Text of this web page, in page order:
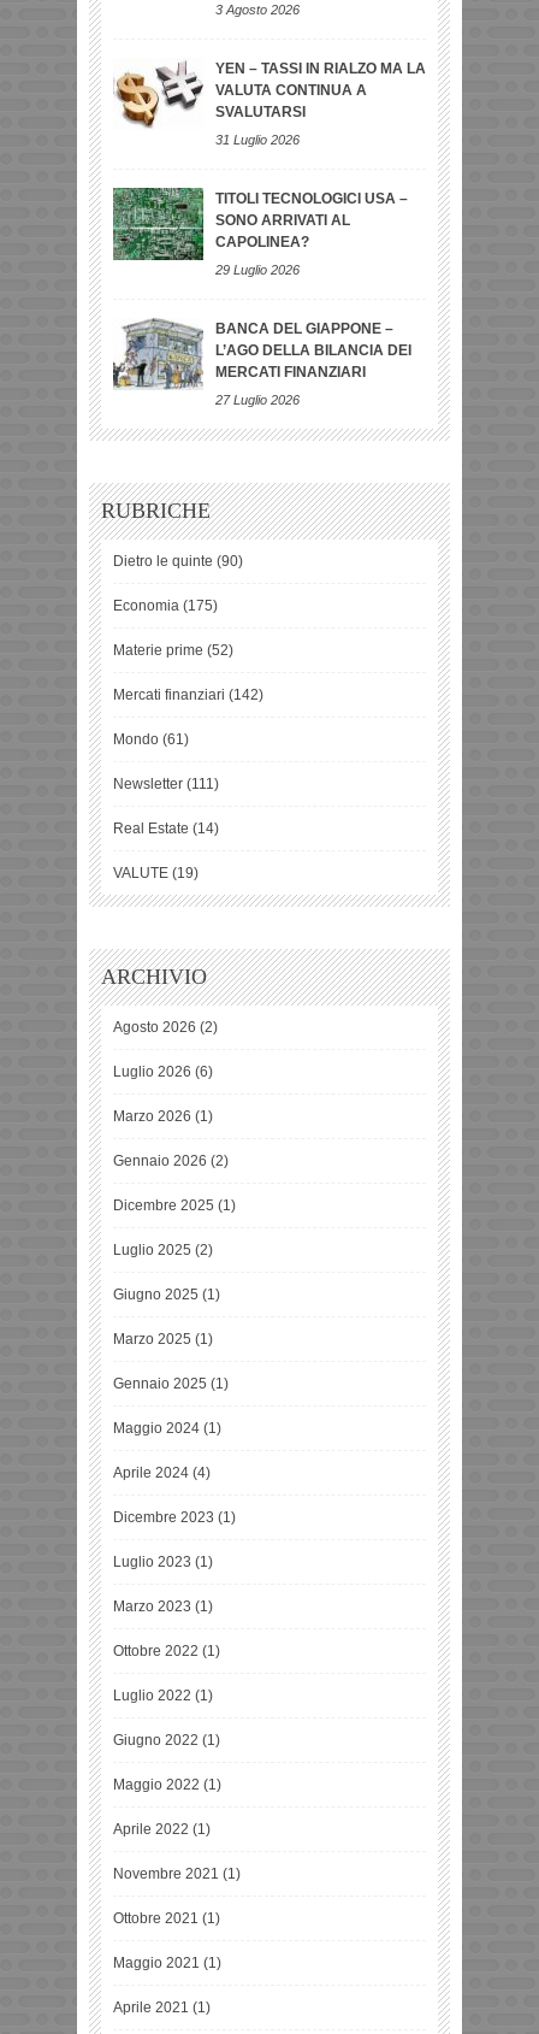
3 Agosto 2026
YEN – TASSI IN RIALZO MA LA
VALUTA CONTINUA A
SVALUTARSI
31 Luglio 2026
TITOLI TECNOLOGICI USA –
SONO ARRIVATI AL
CAPOLINEA?
29 Luglio 2026
BANCA DEL GIAPPONE –
L’AGO DELLA BILANCIA DEI
MERCATI FINANZIARI
27 Luglio 2026
RUBRICHE
Dietro le quinte (90)
Economia (175)
Materie prime (52)
Mercati finanziari (142)
Mondo (61)
Newsletter (111)
Real Estate (14)
VALUTE (19)
ARCHIVIO
Agosto 2026 (2)
Luglio 2026 (6)
Marzo 2026 (1)
Gennaio 2026 (2)
Dicembre 2025 (1)
Luglio 2025 (2)
Giugno 2025 (1)
Marzo 2025 (1)
Gennaio 2025 (1)
Maggio 2024 (1)
Aprile 2024 (4)
Dicembre 2023 (1)
Luglio 2023 (1)
Marzo 2023 (1)
Ottobre 2022 (1)
Luglio 2022 (1)
Giugno 2022 (1)
Maggio 2022 (1)
Aprile 2022 (1)
Novembre 2021 (1)
Ottobre 2021 (1)
Maggio 2021 (1)
Aprile 2021 (1)